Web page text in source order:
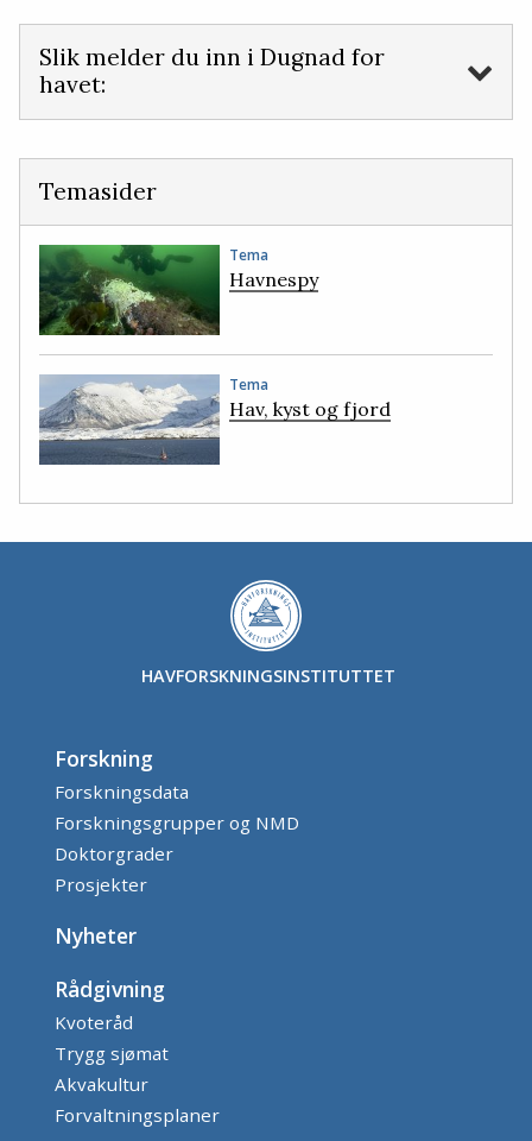
Slik melder du inn i Dugnad for
havet:
Temasider
Tema
Havnespy
Tema
Hav, kyst og fjord
HAVFORSKNINGSINSTITUTTET
Forskning
Forskningsdata
Forskningsgrupper og NMD
Doktorgrader
Prosjekter
Nyheter
Rådgivning
Kvoteråd
Trygg sjømat
Akvakultur
Forvaltningsplaner